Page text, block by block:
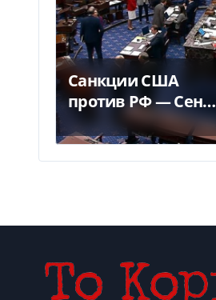
Санкции США
против РФ — Сенат
одобрил закон
Грема — Фокус